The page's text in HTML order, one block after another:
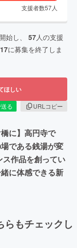
支援者数57人
始し、 57人の支援
に募集を終了しま
ほしい
る
URLコピー
に】高円寺で
である銭湯が変
作品を創ってい
に体感できる新
らもチェックし